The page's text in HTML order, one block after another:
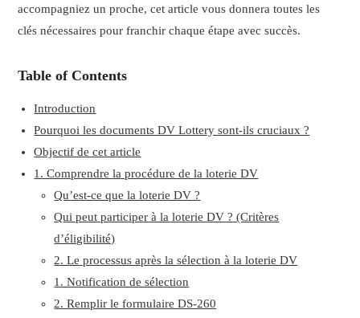
accompagniez un proche, cet article vous donnera toutes les
clés nécessaires pour franchir chaque étape avec succès.
Table of Contents
Introduction
Pourquoi les documents DV Lottery sont-ils cruciaux ?
Objectif de cet article
1. Comprendre la procédure de la loterie DV
Qu’est-ce que la loterie DV ?
Qui peut participer à la loterie DV ? (Critères
d’éligibilité)
2. Le processus après la sélection à la loterie DV
1. Notification de sélection
2. Remplir le formulaire DS-260